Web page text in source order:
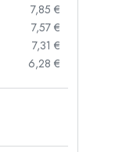
7,85 €
7,57 €
7,31 €
6,28 €